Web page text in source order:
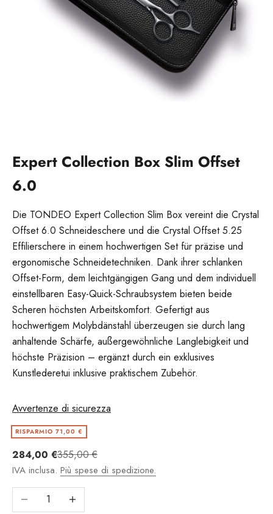
Expert Collection Box Slim Offset
6.0
Die TONDEO Expert Collection Slim Box vereint die Crystal
Offset 6.0 Schneideschere und die Crystal Offset 5.25
Effilierschere in einem hochwertigen Set für präzise und
ergonomische Schneidetechniken. Dank ihrer schlanken
Offset-Form, dem leichtgängigen Gang und dem individuell
einstellbaren Easy-Quick-Schraubsystem bieten beide
Scheren höchsten Arbeitskomfort. Gefertigt aus
hochwertigem Molybdänstahl überzeugen sie durch lang
anhaltende Schärfe, außergewöhnliche Langlebigkeit und
höchste Präzision – ergänzt durch ein exklusives
Kunstlederetui inklusive praktischem Zubehör.
Avvertenze di sicurezza
RISPARMIO 71,00 €
Angebot
284,00 €Regulärer Preis
355,00 €
IVA inclusa. Più spese di spedizione.
Riduci il numeroAumentare il numero